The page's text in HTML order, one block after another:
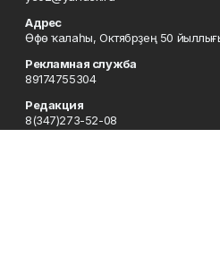
Адрес
Өфө ҡалаһы, Октябрҙең 50
Рекламная служба
89174755304
Редакция
8(347)273-52-08